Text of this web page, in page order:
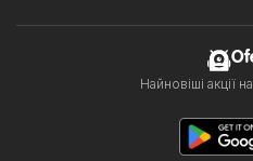
Найновіші акції